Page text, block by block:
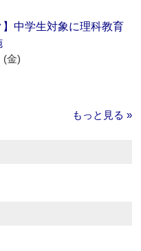
】中学生対象に理科教育
(金)
もっと見る »